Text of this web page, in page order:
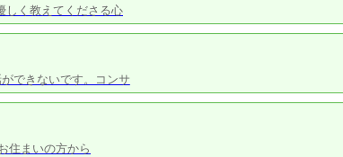
しく教えてくださる心
できないです。コンサ
住まいの方から